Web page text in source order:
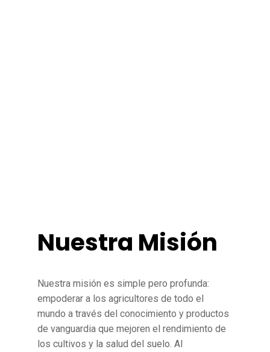
Nuestra Misión
Nuestra misión es simple pero profunda:
empoderar a los agricultores de todo el
mundo a través del conocimiento y productos
de vanguardia que mejoren el rendimiento de
los cultivos y la salud del suelo. Al